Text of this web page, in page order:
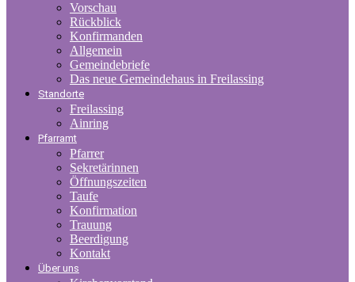
Vorschau
Rückblick
Konfirmanden
Allgemein
Gemeindebriefe
Das neue Gemeindehaus in Freilassing
Standorte
Freilassing
Ainring
Pfarramt
Pfarrer
Sekretärinnen
Öffnungszeiten
Taufe
Konfirmation
Trauung
Beerdigung
Kontakt
Über uns